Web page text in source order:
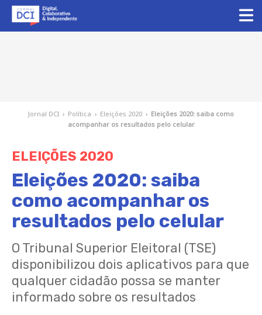
Jornal DCI › Política › Eleições 2020 › Eleições 2020: saiba como
acompanhar os resultados pelo celular
ELEIÇÕES 2020
Eleições 2020: saiba
como acompanhar os
resultados pelo celular
O Tribunal Superior Eleitoral (TSE)
disponibilizou dois aplicativos para que
qualquer cidadão possa se manter
informado sobre os resultados